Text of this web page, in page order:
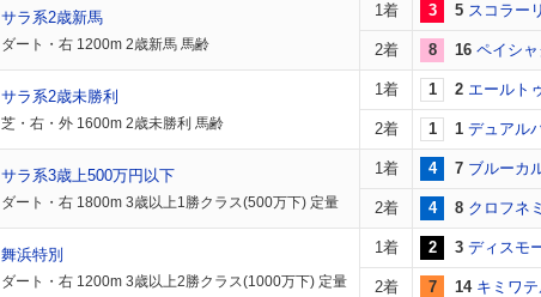
サラ系2歳新馬
ダート・右 1200m 2歳新馬 馬齢
1着 3 5 スコラーリ
2着 8 16 ペイシ
サラ系2歳未勝利
芝・右・外 1600m 2歳未勝利 馬齢
1着 1 2 エールト
2着 1 1 デュアル
サラ系3歳上500万円以下
ダート・右 1800m 3歳以上1勝クラス(500万下) 定量
1着 4 7 ブルーカ
2着 4 8 クロフネ
舞浜特別
ダート・右 1200m 3歳以上2勝クラス(1000万下) 定量
1着 2 3 ディスモ
2着 7 14 キミワ